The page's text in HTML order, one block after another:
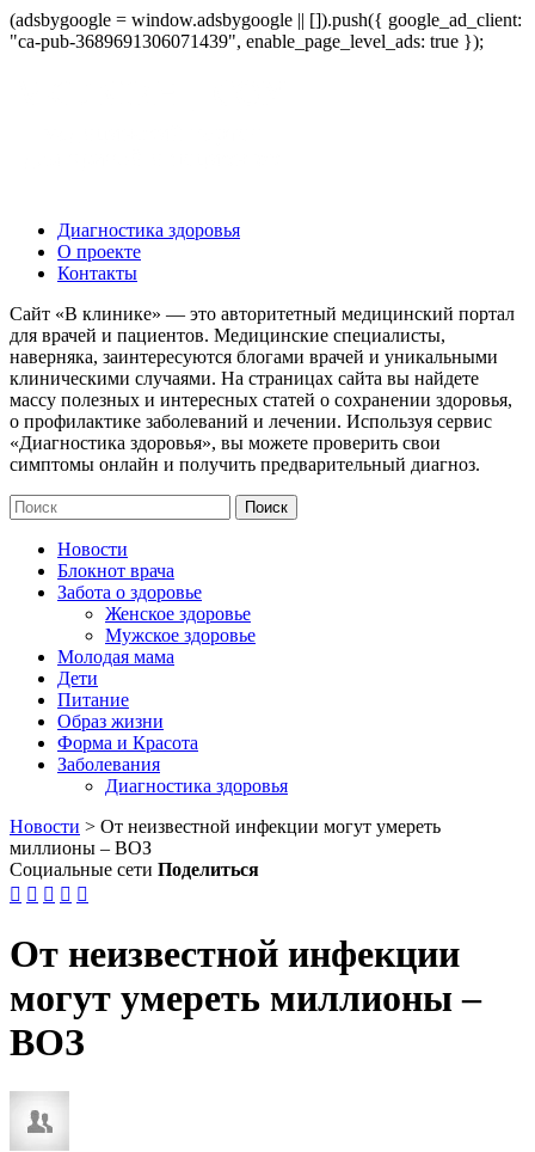
(adsbygoogle = window.adsbygoogle || []).push({ google_ad_client:
"ca-pub-3689691306071439", enable_page_level_ads: true });
Диагностика здоровья
О проекте
Контакты
Сайт «В клинике» — это авторитетный медицинский портал
для врачей и пациентов. Медицинские специалисты,
наверняка, заинтересуются блогами врачей и уникальными
клиническими случаями. На страницах сайта вы найдете
массу полезных и интересных статей о сохранении здоровья,
о профилактике заболеваний и лечении. Используя сервис
«Диагностика здоровья», вы можете проверить свои
симптомы онлайн и получить предварительный диагноз.
Новости
Блокнот врача
Забота о здоровье
Женское здоровье
Мужское здоровье
Молодая мама
Дети
Питание
Образ жизни
Форма и Красота
Заболевания
Диагностика здоровья
Новости > От неизвестной инфекции могут умереть
миллионы – ВОЗ
Социальные сети Поделиться
    
От неизвестной инфекции
могут умереть миллионы –
ВОЗ